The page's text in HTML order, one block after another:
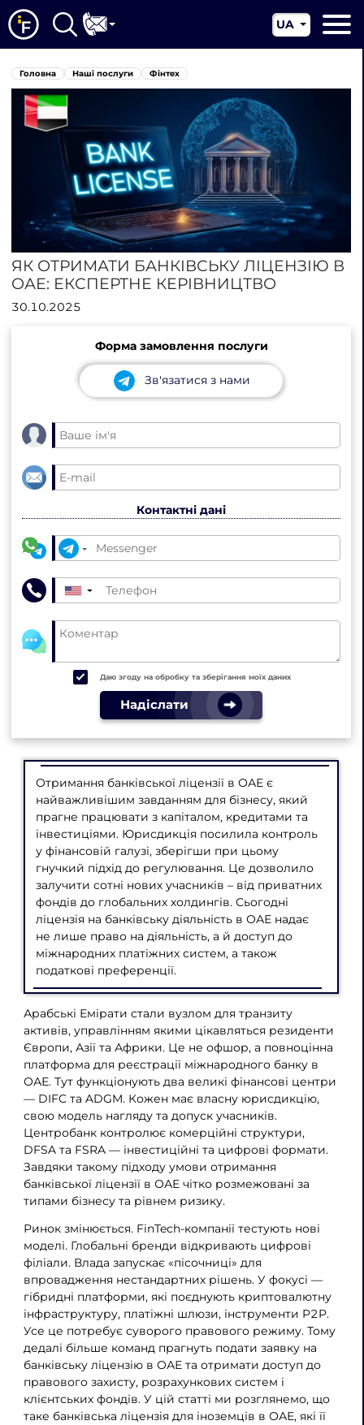
Про нас
Наші послуги
Новини
Юрисдикції
Контакти
UA
EN
Головна Наші послуги Фінтех
ЯК ОТРИМАТИ БАНКІВСЬКУ ЛІЦЕНЗІЮ В
ОАЕ: ЕКСПЕРТНЕ КЕРІВНИЦТВО
30.10.2025
Форма замовлення послуги
Зв'язатися з нами
Контактні дані
▼
Даю згоду на обробку та зберігання моїх даних
Надіслати
Отримання банківської ліцензії в ОАЕ є
найважливішим завданням для бізнесу, який
прагне працювати з капіталом, кредитами та
інвестиціями. Юрисдикція посилила контроль
у фінансовій галузі, зберігши при цьому
гнучкий підхід до регулювання. Це дозволило
залучити сотні нових учасників – від приватних
фондів до глобальних холдингів. Сьогодні
ліцензія на банківську діяльність в ОАЕ надає
не лише право на діяльність, а й доступ до
міжнародних платіжних систем, а також
податкові преференції.
Арабські Емірати стали вузлом для транзиту
активів, управлінням якими цікавляться резиденти
Європи, Азії та Африки. Це не офшор, а повноцінна
платформа для реєстрації міжнародного банку в
ОАЕ. Тут функціонують два великі фінансові центри
— DIFC та ADGM. Кожен має власну юрисдикцію,
свою модель нагляду та допуск учасників.
Центробанк контролює комерційні структури,
DFSA та FSRA — інвестиційні та цифрові формати.
Завдяки такому підходу умови отримання
банківської ліцензії в ОАЕ чітко розмежовані за
типами бізнесу та рівнем ризику.
Ринок змінюється. FinTech-компанії тестують нові
моделі. Глобальні бренди відкривають цифрові
філіали. Влада запускає «пісочниці» для
впровадження нестандартних рішень. У фокусі —
гібридні платформи, які поєднують криптовалютну
інфраструктуру, платіжні шлюзи, інструменти P2P.
Усе це потребує суворого правового режиму. Тому
дедалі більше команд прагнуть подати заявку на
банківську ліцензію в ОАЕ та отримати доступ до
правового захисту, розрахункових систем і
клієнтських фондів. У цій статті ми розглянемо, що
таке банківська ліцензія для іноземців в ОАЕ, які її